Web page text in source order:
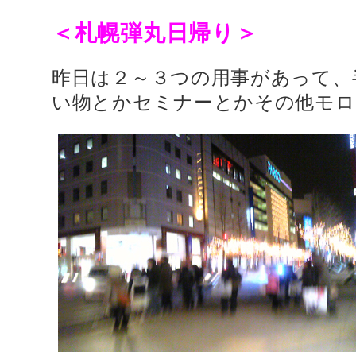
＜札幌弾丸日帰り＞
昨日は２～３つの用事があって
い物とかセミナーとかその他モ